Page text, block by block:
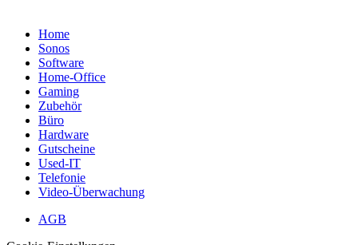
Home
Sonos
Software
Home-Office
Gaming
Zubehör
Büro
Hardware
Gutscheine
Used-IT
Telefonie
Video-Überwachung
AGB